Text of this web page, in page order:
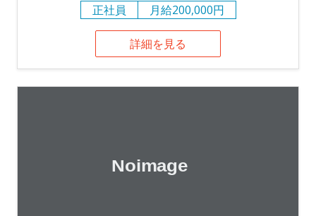
正社員
月給200,000円
詳細を見る